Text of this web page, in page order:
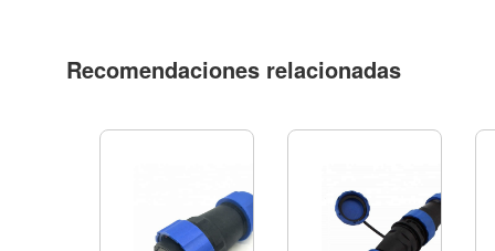
Recomendaciones relacionadas